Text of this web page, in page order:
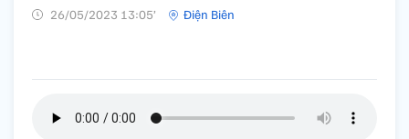
26/05/2023 13:05’ Điện Biên